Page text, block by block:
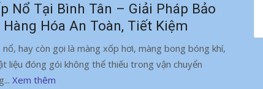
Nổ Tại Bình Tân – Giải Pháp Bảo
Hàng Hóa An Toàn, Tiết Kiệm
nổ, hay còn gọi là màng xốp hơi, màng bong bóng khí,
liệu đóng gói không thể thiếu trong vận chuyển
Xem thêm